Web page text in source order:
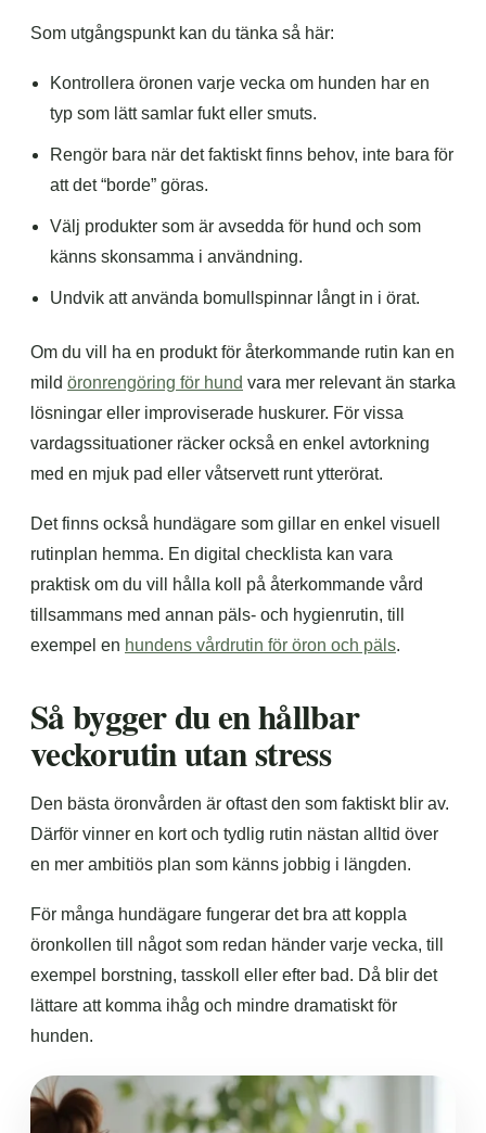
Som utgångspunkt kan du tänka så här:
Kontrollera öronen varje vecka om hunden har en
typ som lätt samlar fukt eller smuts.
Rengör bara när det faktiskt finns behov, inte bara för
att det “borde” göras.
Välj produkter som är avsedda för hund och som
känns skonsamma i användning.
Undvik att använda bomullspinnar långt in i örat.
Om du vill ha en produkt för återkommande rutin kan en
mild öronrengöring för hund vara mer relevant än starka
lösningar eller improviserade huskurer. För vissa
vardagssituationer räcker också en enkel avtorkning
med en mjuk pad eller våtservett runt ytterörat.
Det finns också hundägare som gillar en enkel visuell
rutinplan hemma. En digital checklista kan vara
praktisk om du vill hålla koll på återkommande vård
tillsammans med annan päls- och hygienrutin, till
exempel en hundens vårdrutin för öron och päls.
Så bygger du en hållbar
veckorutin utan stress
Den bästa öronvården är oftast den som faktiskt blir av.
Därför vinner en kort och tydlig rutin nästan alltid över
en mer ambitiös plan som känns jobbig i längden.
För många hundägare fungerar det bra att koppla
öronkollen till något som redan händer varje vecka, till
exempel borstning, tasskoll eller efter bad. Då blir det
lättare att komma ihåg och mindre dramatiskt för
hunden.